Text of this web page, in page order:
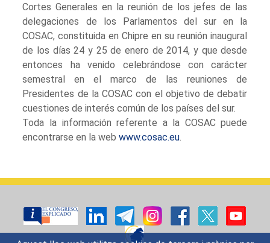
Cortes Generales en la reunión de los jefes de las
delegaciones de los Parlamentos del sur en la
COSAC, constituida en Chipre en su reunión inaugural
de los días 24 y 25 de enero de 2014, y que desde
entonces ha venido celebrándose con carácter
semestral en el marco de las reuniones de
Presidentes de la COSAC con el objetivo de debatir
cuestiones de interés común de los países del sur.
Toda la información referente a la COSAC puede
encontrarse en la webwww.cosac.eu